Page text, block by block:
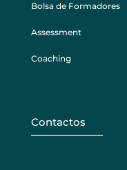
Bolsa de Formadores
Assessment
Coaching
Contactos